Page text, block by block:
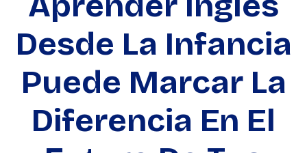
Desde La Infancia
Puede Marcar La
Diferencia En El